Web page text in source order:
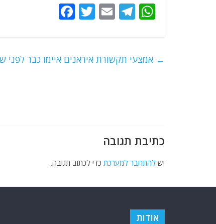
W
s
T
g
E
l
T
er
e ← אמצעי תקשורת איראנים איימו כבר
כתיבת תגובה
יש להתחבר למערכת כדי לכתוב תגובה.
אודות